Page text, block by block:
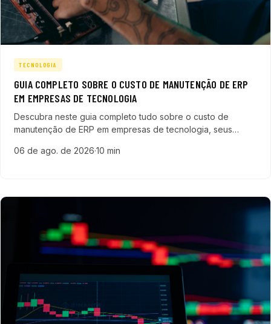
TECNOLOGIA
GUIA COMPLETO SOBRE O CUSTO DE MANUTENÇÃO DE ERP
EM EMPRESAS DE TECNOLOGIA
Descubra neste guia completo tudo sobre o custo de
manutenção de ERP em empresas de tecnologia, seus
investimentos e garantir a escalabilidade do seu negócio.
06 de ago. de 2026·10 min